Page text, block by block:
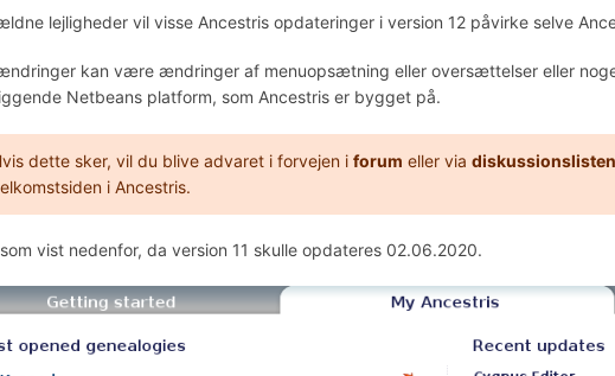
lejligheder vil visse Ancestris opdateringer i version 12 påvirke selve
kan være ændringer af menuopsætning eller oversættelser eller
Netbeans platform, som Ancestris er bygget på.
dette sker, vil du blive advaret i forvejen i forum eller via diskussionslisten
i Ancestris.
vist nedenfor, da version 11 skulle opdateres 02.06.2020.